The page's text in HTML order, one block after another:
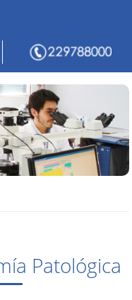
Patológica